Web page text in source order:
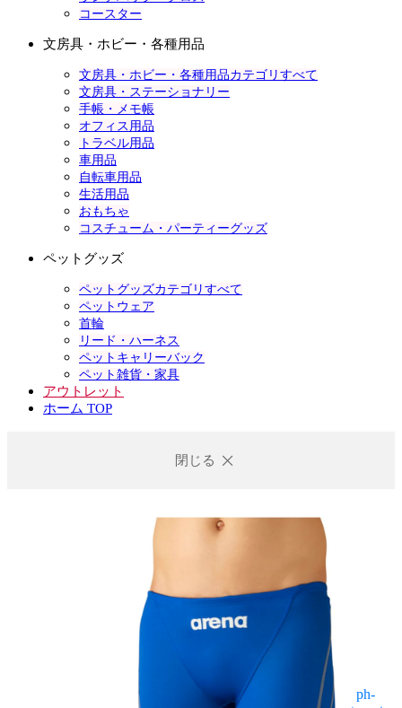
コースター
文房具・ホビー・各種用品
文房具・ホビー・各種用品カテゴリすべて
文房具・ステーショナリー
手帳・メモ帳
オフィス用品
トラベル用品
車用品
自転車用品
生活用品
おもちゃ
コスチューム・パーティーグッズ
ペットグッズ
ペットグッズカテゴリすべて
ペットウェア
首輪
リード・ハーネス
ペットキャリーバック
ペット雑貨・家具
アウトレット
ホーム TOP
閉じる